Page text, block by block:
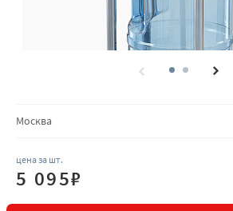
Москва
цена за шт.
5 095₽